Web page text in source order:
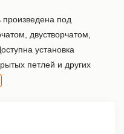
под
двустворчатом,
установка
петлей и других